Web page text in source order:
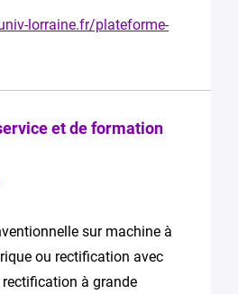
au
de
lorraine.fr/plateforme-
et de formation
sur machine à
ou rectification avec
à grande